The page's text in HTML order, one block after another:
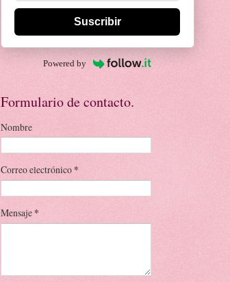
Suscribir
Powered by
Formulario de contacto.
Nombre
Correo electrónico*
Mensaje *